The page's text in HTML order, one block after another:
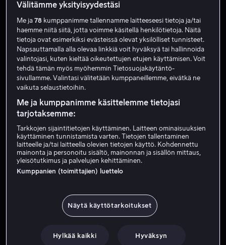
B.J. Novak
Näyttelijä Ohjaaja Tuotannonjohtaja Vieras
Osta 15,99 € Alk. 3,99 €
Välitämme yksityisyydestäsi
Me ja78 kumppanimme tallennamme laitteeseesi tietoja ja/tai
haemme niitä siitä, jotta voimme käsitellä henkilötietoja. Näitä
tietoja ovat esimerkiksi evästeissä olevat yksilölliset tunnisteet.
Napsauttamalla alla olevaa linkkiä voit hyväksyä tai hallinnoida
valintojasi, kuten kieltää oikeutettujen etujen käyttämisen. Voit
tehdä tämän myös myöhemmin Tietosuojakäytäntö-
sivullamme. Valintasi välitetään kumppaneillemme, eivätkä ne
vaikuta selaustietoihin.
Me ja kumppanimme käsittelemme tietojasi
tarjotaksemme:
Tarkkojen sijaintitietojen käyttäminen. Laitteen ominaisuuksien
käyttäminen tunnistamista varten. Tietojen tallentaminen
laitteelle ja/tai laitteella olevien tietojen käyttö. Kohdennettu
mainonta ja personoitu sisältö, mainonnan ja sisällön mittaus,
yleisötutkimus ja palvelujen kehittäminen.
Kumppanien (toimittajien) luettelo
Näytä käyttötarkoitukset
Hylkää kaikki Hyväksyn